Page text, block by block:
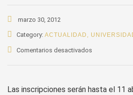
marzo 30, 2012
Category: ACTUALIDAD ,
Comentarios desactivados
de
Las inscripciones serán hasta el 11